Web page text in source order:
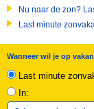
Nu naar de zon?
Last minute
Wanneer wil je op
Last minute
In: